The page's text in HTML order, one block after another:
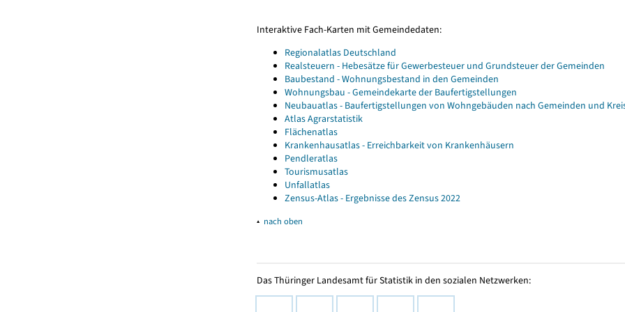
Interaktive Fach-Karten mit Gemeindedaten:
Regionalatlas Deutschland
Realsteuern - Hebesätze für Gewerbesteuer und Grundsteuer der Gemeinden
Baubestand - Wohnungsbestand in den Gemeinden
Wohnungsbau - Gemeindekarte der Baufertigstellungen
Neubauatlas - Baufertigstellungen von Wohngebäuden nach Gemeinden und
Atlas Agrarstatistik
Flächenatlas
Krankenhausatlas - Erreichbarkeit von Krankenhäusern
Pendleratlas
Tourismusatlas
Unfallatlas
Zensus-Atlas - Ergebnisse des Zensus 2022
▴ nach oben
Das Thüringer Landesamt für Statistik in den sozialen Netzwerken: